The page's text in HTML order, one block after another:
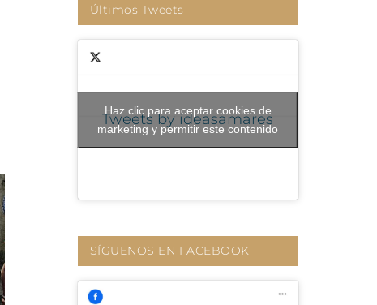
Últimos Tweets
Tweets by ideasamares
Haz clic para aceptar cookies de
marketing y permitir este contenido
SÍGUENOS EN FACEBOOK